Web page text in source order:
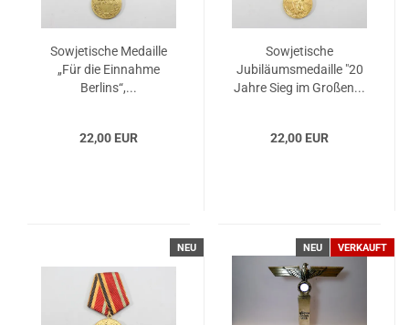
Sowjetische Medaille
„Für die Einnahme
Berlins“,...
22,00 EUR
Sowjetische
Jubiläumsmedaille "20
Jahre Sieg im Großen...
22,00 EUR
NEU NEU VERKAUFT